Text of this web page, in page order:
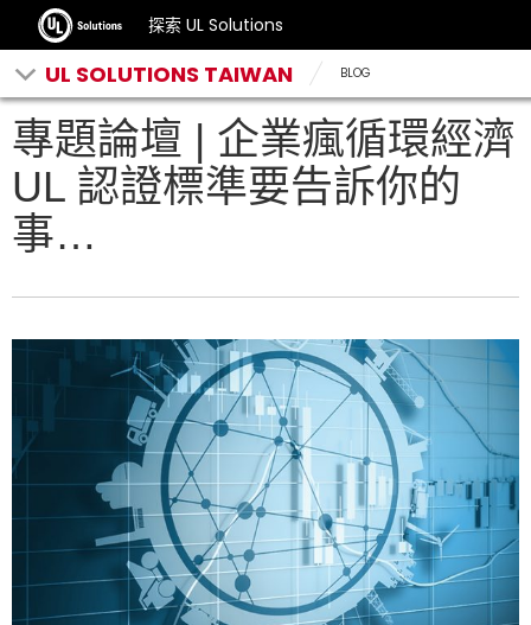
探索 UL Solutions
UL SOLUTIONS TAIWAN BLOG
專題論壇 | 企業瘋循環經濟
UL 認證標準要告訴你的
事…